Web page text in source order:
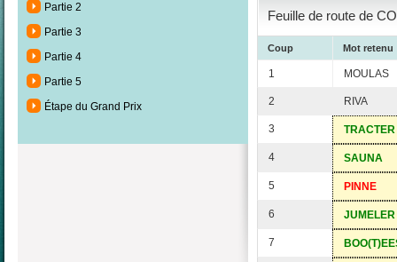
Partie 2
Partie 3
Partie 4
Partie 5
Étape du Grand Prix
Feuille de route de
Coup Mot retenu
1 MOULAS
2 RIVA
3 TRACTER
4 SAUNA
5 PINNE
6 JUMELER
7